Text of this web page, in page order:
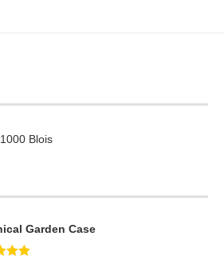
Blois
Garden Case